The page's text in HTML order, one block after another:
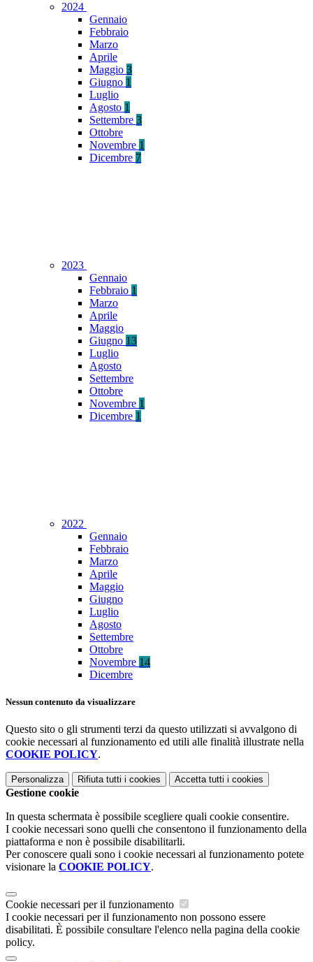
2024
Gennaio
Febbraio
Marzo
Aprile
Maggio 3
Giugno 1
Luglio
Agosto 1
Settembre 3
Ottobre
Novembre 1
Dicembre 7
2023
Gennaio
Febbraio 1
Marzo
Aprile
Maggio
Giugno 13
Luglio
Agosto
Settembre
Ottobre
Novembre 1
Dicembre 1
2022
Gennaio
Febbraio
Marzo
Aprile
Maggio
Giugno
Luglio
Agosto
Settembre
Ottobre
Novembre 14
Dicembre
Nessun contenuto da visualizzare
Questo sito o gli strumenti terzi da questo utilizzati si avvalgono di
cookie necessari al funzionamento ed utili alle finalità illustrate nella
COOKIE POLICY.
Personalizza Rifiuta tutti i cookies Accetta tutti i cookies
Gestione cookie
In questa schermata è possibile scegliere quali cookie consentire.
I cookie necessari sono quelli che consentono il funzionamento della
piattaforma e non è possibile disabilitarli.
Per conoscere quali sono i cookie necessari al funzionamento potete
visionare la COOKIE POLICY.
Cookie necessari per il funzionamento
I cookie necessari per il funzionamento non possono essere
disabilitati. È possibile consultare l'elenco nella pagina della cookie
policy.